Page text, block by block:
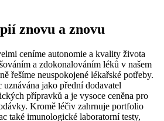
znovu a znovu
ceníme autonomie a kvality života
a zdokonalováním léků v našem
řešíme neuspokojené lékařské potřeby.
uznávána jako přední dodavatel
přípravků a je vysoce ceněna pro
Kromě léčiv zahrnuje portfolio
také imunologické laboratorní testy,